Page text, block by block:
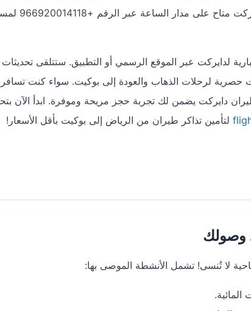
واجهت أي استفسارات أثناء الحجز، فإن
لدايركت عبر الموقع الرسمي أو التطبيق. ستتلقى تحديثات
حصرية لرحلات الذهاب والعودة إلى بوكيت. سواء كنت
دايركت يضمن لك تجربة حجز مريحة وموفرة. ابدأ الآن
لتأمين تذاكر طيران من الرياض إلى بوكيت بأقل الأسعار!
وصولك
لا تُنسى! تشمل الأنشطة الموصى بها:
المائية.